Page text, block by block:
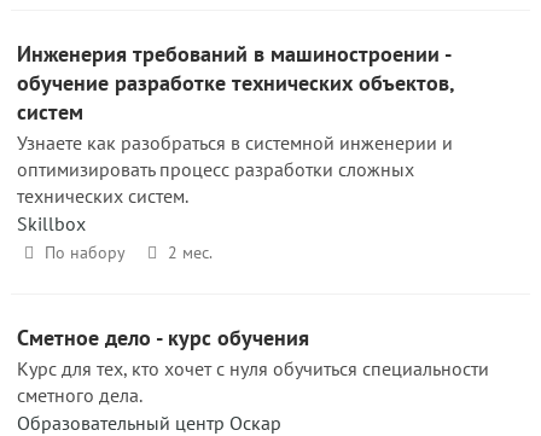
Инженерия требований в машинострое­нии -
обучение разработке технических объектов,
систем
Узнаете как разобраться в системной инженерии и
оптимизировать процесс разработки сложных
технических систем.
Skillbox
По набору 2 мес.
Сметное дело - курс обучения
Курс для тех, кто хочет с нуля обучиться специальности
сметного дела.
Образовательный центр Оскар